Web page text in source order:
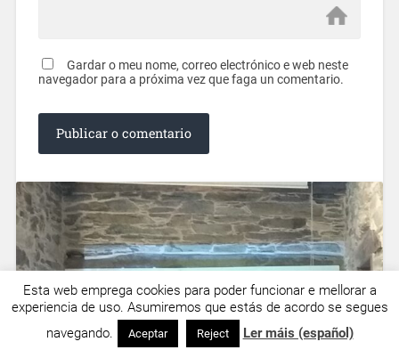
Gardar o meu nome, correo electrónico e web neste
navegador para a próxima vez que faga un comentario.
Esta web emprega cookies para poder funcionar e mellorar a
experiencia de uso. Asumiremos que estás de acordo se segues
navegando.
Aceptar Reject Ler máis (español)